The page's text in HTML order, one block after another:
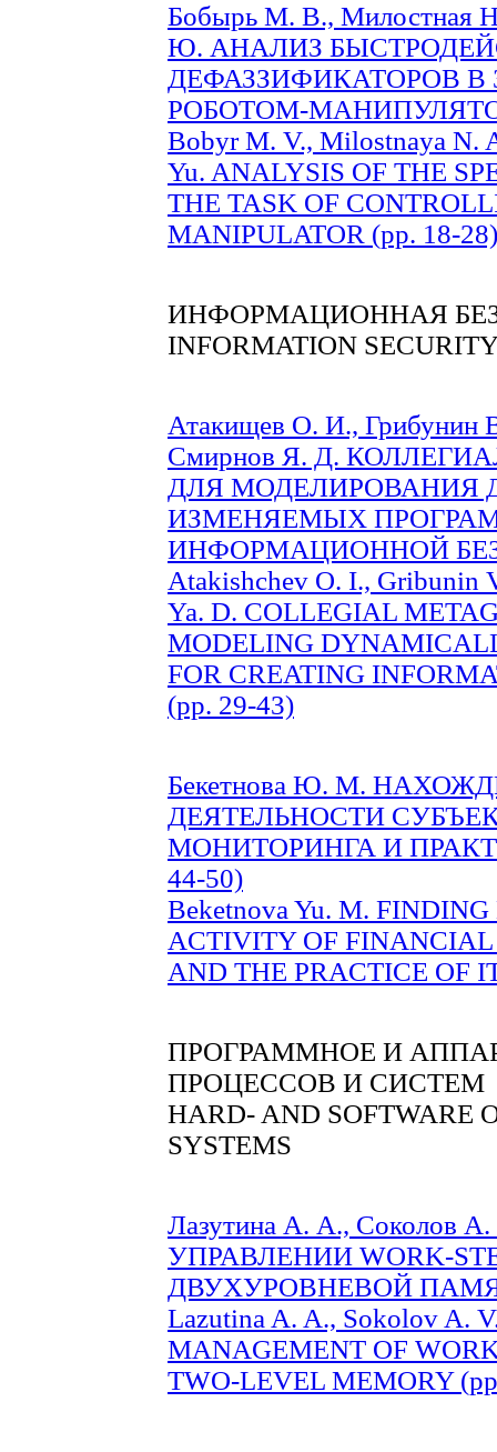
Бобырь М. В., Милостная
Ю. АНАЛИЗ
ДЕФАЗЗИФИКАТОРОВ В
РОБОТОМ-
Bobyr M. V., Milostnaya N.
Yu. ANALYSIS OF THE
THE TASK OF
MANIPULATOR (pp. 18-28)
ИНФОРМАЦИОННАЯ
INFORMATION
Атакищев О. И., Грибунин
Смирнов Я. Д.
ДЛЯ МОДЕЛИРОВАНИЯ
ИЗМЕНЯЕМЫХ
ИНФОРМАЦИОННОЙ
Atakishchev O. I., Gribunin
Ya. D. COLLEGIAL
MODELING
FOR CREATING
(pp. 29-43)
Бекетнова Ю. М.
ДЕЯТЕЛЬНОСТИ
МОНИТОРИНГА И
44-50)
Beketnova Yu. M.
ACTIVITY OF
AND THE PRACTICE OF
ПРОГРАММНОЕ И
ПРОЦЕССОВ И СИСТЕМ
HARD- AND SOFTWARE
SYSTEMS
Лазутина А. А.,
УПРАВЛЕНИИ WORK-
ДВУХУРОВНЕВОЙ
Lazutina A. A., Sokolov A.
MANAGEMENT OF
TWO-LEVEL MEMORY